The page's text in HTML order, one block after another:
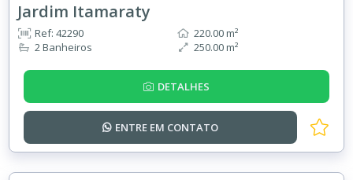
Jardim Itamaraty
Ref: 42290
2 Banheiros
220.00 m²
250.00 m²
DETALHES
ENTRE EM CONTATO